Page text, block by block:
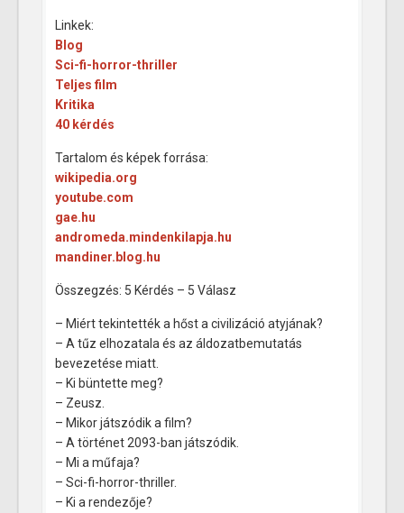
Linkek:
Blog
Sci-fi-horror-thriller
Teljes film
Kritika
40 kérdés
Tartalom és képek forrása:
wikipedia.org
youtube.com
gae.hu
andromeda.mindenkilapja.hu
mandiner.blog.hu
Összegzés: 5 Kérdés – 5 Válasz
– Miért tekintették a hőst a civilizáció atyjának?
– A tűz elhozatala és az áldozatbemutatás
bevezetése miatt.
– Ki büntette meg?
– Zeusz.
– Mikor játszódik a film?
– A történet 2093-ban játszódik.
– Mi a műfaja?
– Sci-fi-horror-thriller.
– Ki a rendezője?